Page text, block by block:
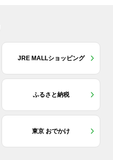
JRE MALLショッピング
ふるさと納税
東京 おでかけ